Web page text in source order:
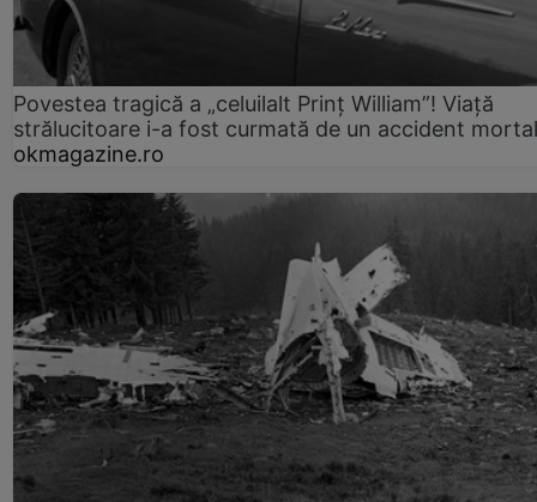
Povestea tragică a „celuilalt Prinț William”! Viață
strălucitoare i-a fost curmată de un accident mortal
okmagazine.ro